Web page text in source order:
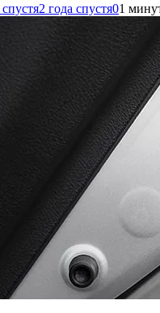
2 года спустя01